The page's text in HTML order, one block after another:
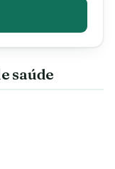
saúde